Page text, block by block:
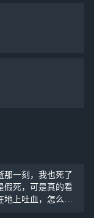
那一刻，我也死了
假死，可是真的看
地上吐血，怎么还